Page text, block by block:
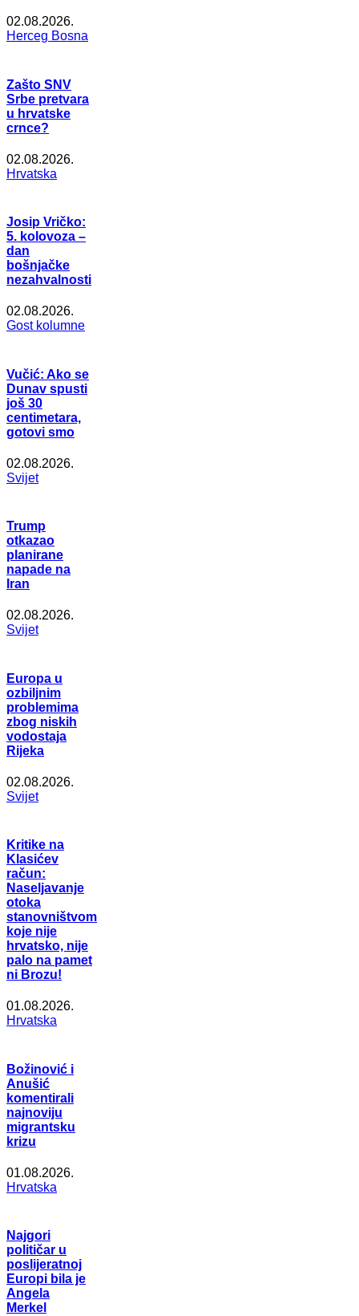
02.08.2026.
Herceg Bosna
Zašto SNV
Srbe pretvara
u hrvatske
crnce?
02.08.2026.
Hrvatska
Josip Vričko:
5. kolovoza –
dan
bošnjačke
nezahvalnosti
02.08.2026.
Gost kolumne
Vučić: Ako se
Dunav spusti
još 30
centimetara,
gotovi smo
02.08.2026.
Svijet
Trump
otkazao
planirane
napade na
Iran
02.08.2026.
Svijet
Europa u
ozbiljnim
problemima
zbog niskih
vodostaja
Rijeka
02.08.2026.
Svijet
Kritike na
Klasićev
račun:
Naseljavanje
otoka
stanovništvom
koje nije
hrvatsko, nije
palo na pamet
ni Brozu!
01.08.2026.
Hrvatska
Božinović i
Anušić
komentirali
najnoviju
migrantsku
krizu
01.08.2026.
Hrvatska
Najgori
političar u
poslijeratnoj
Europi bila je
Angela
Merkel